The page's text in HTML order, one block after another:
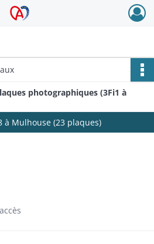
Alsace - Colmar
photographiques (3Fi1 à
à Mulhouse (23 plaques)